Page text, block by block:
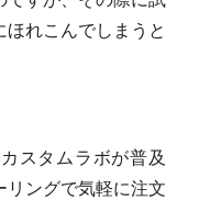
れこんでしまうと
スタムラボが普及
リングで気軽に注文